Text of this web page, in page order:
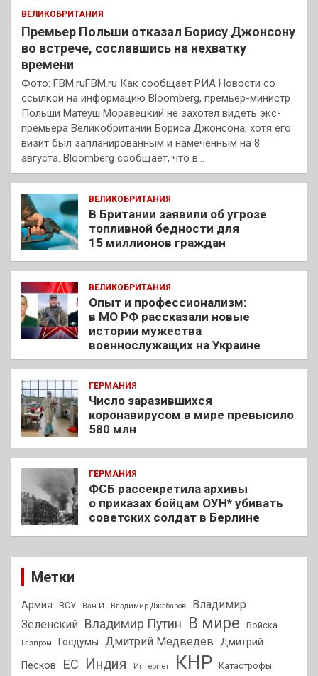
ВЕЛИКОБРИТАНИЯ
Премьер Польши отказал Борису Джонсону
во встрече, сославшись на нехватку
времени
Фото: FBM.ruFBM.ru Как сообщает РИА Новости со
ссылкой на информацию Bloomberg, премьер-министр
Польши Матеуш Моравецкий не захотел видеть экс-
премьера Великобритании Бориса Джонсона, хотя его
визит был запланированным и намеченным на 8
августа. Bloomberg сообщает, что в…
ВЕЛИКОБРИТАНИЯ
В Британии заявили об угрозе
топливной бедности для
15 миллионов граждан
ВЕЛИКОБРИТАНИЯ
Опыт и профессионализм:
в МО РФ рассказали новые
истории мужества
военнослужащих на Украине
ГЕРМАНИЯ
Число заразившихся
коронавирусом в мире превысило
580 млн
ГЕРМАНИЯ
ФСБ рассекретила архивы
о приказах бойцам ОУН* убивать
советских солдат в Берлине
Метки
Армия ВСУ Ван И Владимир Джабаров
Владимир
Зеленский Владимир Путин В мире Войска
Газпром Госдумы Дмитрий Медведев Дмитрий
Песков
ЕС Индия Интернет КНР Катастрофы